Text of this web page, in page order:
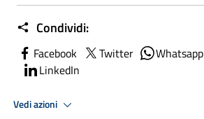
Condividi:
Facebook Twitter Whatsapp
LinkedIn
Vedi azioni